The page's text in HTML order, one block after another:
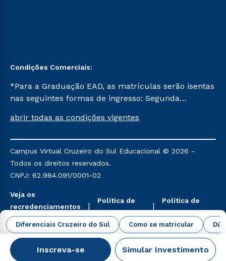
Diferenciais Cruzeiro do Sul Como se matricular
Inscreva-se Simular Investimento
Condições Comerciais:
*Para a Graduação EAD, as matrículas serão isentas
nas seguintes formas de ingresso: Segunda
Já para as demais, a taxa de matrícula será de R$
mencionadas são referentes aos cursos: Ensino
Religioso, Geografia para a Docência e Metodologia
do Ensino de História: Questões Atuais.
abrir todas as condições vigentes
Campus Virtual Cruzeiro do Sul Educacional © 2026 -
Todos os direitos reservados.
CNPJ: 62.984.091/0001-02
Veja os
recredenciamentos
aqui
Política de
Privacidade
Política de
Cookies